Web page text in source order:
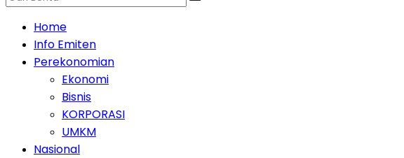
Home
Info Emiten
Perekonomian
Ekonomi
Bisnis
KORPORASI
UMKM
Nasional